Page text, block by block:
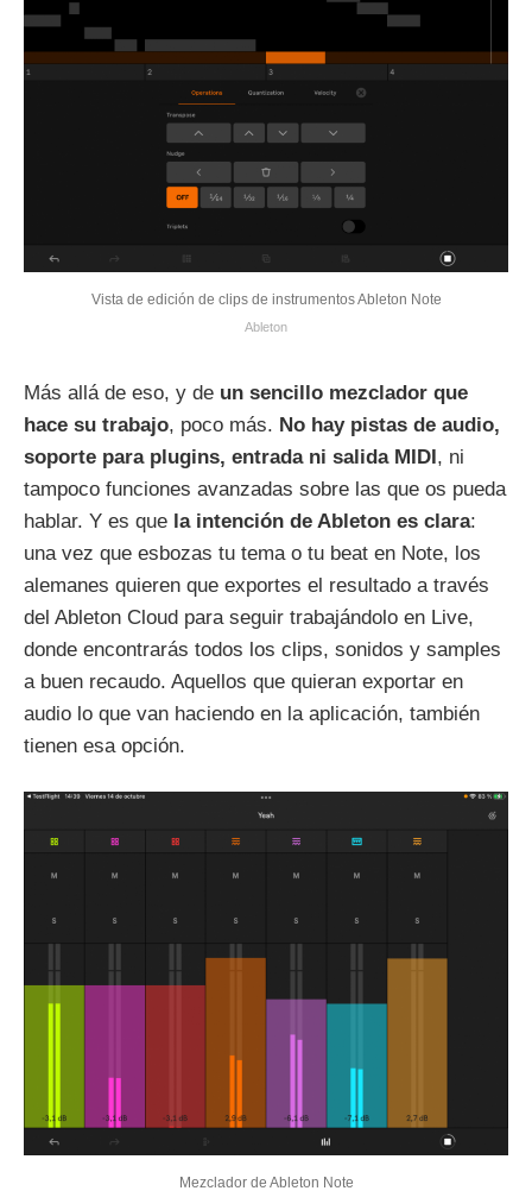
Vista de edición de clips de instrumentos Ableton Note
Ableton
Más allá de eso, y de un sencillo mezclador que
hace su trabajo, poco más. No hay pistas de audio,
soporte para plugins, entrada ni salida MIDI, ni
tampoco funciones avanzadas sobre las que os pueda
hablar. Y es que la intención de Ableton es clara:
una vez que esbozas tu tema o tu beat en Note, los
alemanes quieren que exportes el resultado a través
del Ableton Cloud para seguir trabajándolo en Live,
donde encontrarás todos los clips, sonidos y samples
a buen recaudo. Aquellos que quieran exportar en
audio lo que van haciendo en la aplicación, también
tienen esa opción.
Mezclador de Ableton Note